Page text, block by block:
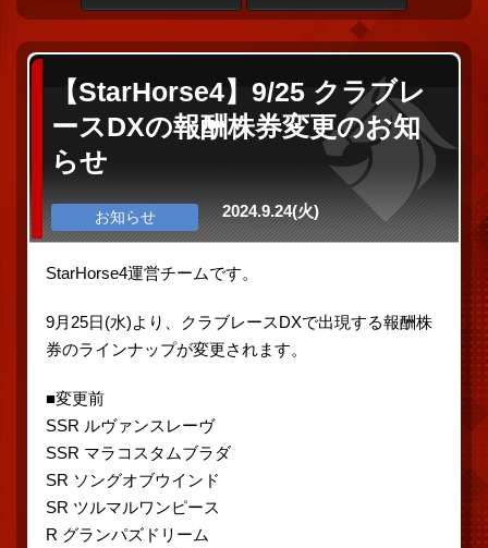
【StarHorse4】9/25 クラブレ
ースDXの報酬株券変更のお知
らせ
お知らせ 2024.9.24(火)
StarHorse4運営チームです。
9月25日(水)より、クラブレースDXで出現する報酬株
券のラインナップが変更されます。
■変更前
SSR ルヴァンスレーヴ
SSR マラコスタムブラダ
SR ソングオブウインド
SR ツルマルワンピース
R グランパズドリーム